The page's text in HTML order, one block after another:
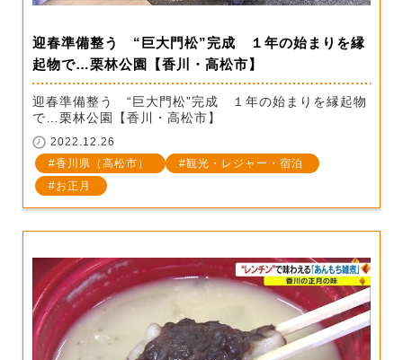
迎春準備整う “巨大門松”完成 １年の始まりを縁
起物で…栗林公園【香川・高松市】
迎春準備整う “巨大門松”完成 １年の始まりを縁起物
で…栗林公園【香川・高松市】
2022.12.26
香川県（高松市）
観光・レジャー・宿泊
お正月